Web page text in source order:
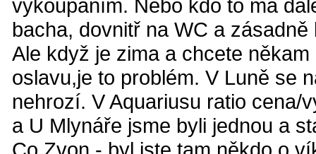
vykoupáním. Nebo kdo to má
bacha, dovnitř na WC a
Ale když je zima a chcete
oslavu,je to problém. V Luně se
nehrozí. V Aquariusu ratio cena/
a U Mlynáře jsme byli jednou a